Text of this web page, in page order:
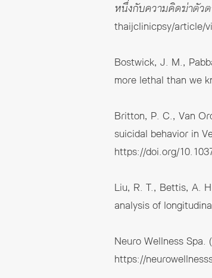
หนึ่งกับความคิดฆ่าตัว
thaijclinicpsy/article/
Bostwick, J. M.,
more lethal than we
Britton, P. C., Van
suicidal behavior in
https://doi.org/
Liu, R. T., Bettis, A.
analysis of
Neuro Wellness Spa.
https://